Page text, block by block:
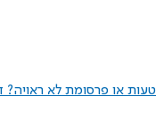
או פרסומת לא ראויה?